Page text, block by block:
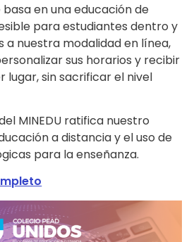
en una educación de
para estudiantes dentro y
a nuestra modalidad en línea,
sus horarios y recibir
lugar, sin sacrificar el nivel
MINEDU ratifica nuestro
a distancia y el uso de
para la enseñanza.